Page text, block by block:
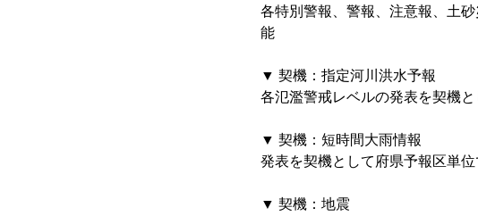
各特別警報、警報、注意報、土
能
▼ 契機：指定河川洪水予報
各氾濫警戒レベルの発表を契機
▼ 契機：短時間大雨情報
発表を契機として府県予報区単
▼ 契機：地震